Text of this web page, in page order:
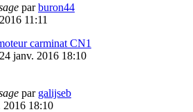
parburon44
11:11
carminat CN1
janv. 2016 18:10
par galijseb
2016 18:10